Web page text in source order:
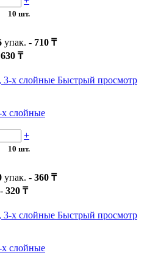
10 шт.
упак. - 710 ₸
630 ₸
Быстрый просмотр
слойные
+
10 шт.
упак. - 360 ₸
320 ₸
Быстрый просмотр
слойные